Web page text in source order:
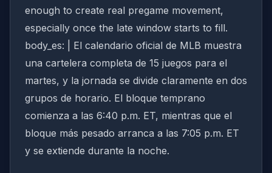
enough to create real pregame movement,
especially once the late window starts to fill.
body_es: | El calendario oficial de MLB muestra
una cartelera completa de 15 juegos para el
martes, y la jornada se divide claramente en dos
grupos de horario. El bloque temprano
comienza a las 6:40 p.m. ET, mientras que el
bloque más pesado arranca a las 7:05 p.m. ET
y se extiende durante la noche.